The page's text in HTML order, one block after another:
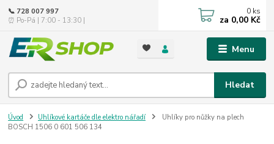
Menu
Hledat
📞 728 007 997
⏰ Po-Pá | 7:00 - 13:30 |
0 ks
za 0,00 Kč
Úvod Uhlíkové kartáče dle elektro nářadí
Uhlíky pro nůžky na plech
BOSCH 1506 0 601 506 134